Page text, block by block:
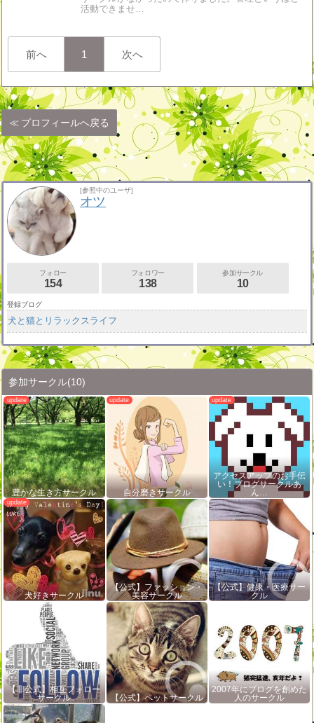
活動できませ…
前へ 1 次へ
プロフィールへ戻る
[参照中のユーザ]
オツ
フォロー
154
フォロワー
138
参加サークル
10
登録ブログ
犬と猫とリラックスライフ
参加サークル(10)
豊かな生き方サークル 自分磨きサークル
アクセスアップのお手伝
い！ブログサークルあ
ん…
犬好きサークル
【公式】ファッション・
美容サークル
【公式】健康・医療サー
クル
【非公式】相互フォロー
サークル
【公式】ペットサークル
2007年にブログを創めた
人のサークル